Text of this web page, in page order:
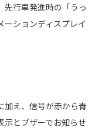
先行車発進時の「うっ
ションディスプレイ
加え、信号が赤から青
示とブザーでお知らせ